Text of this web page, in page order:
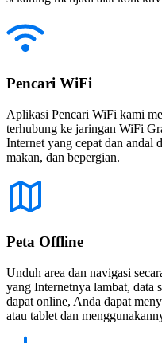
Pencari WiFi
Aplikasi Pencari WiFi kami
terhubung ke jaringan WiFi
Internet yang cepat dan andal
makan, dan bepergian.
Peta Offline
Unduh area dan navigasi
yang Internetnya lambat, data
dapat online, Anda dapat
atau tablet dan